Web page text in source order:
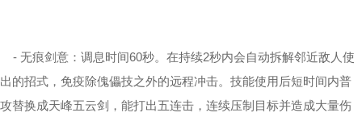
- 无痕剑意：调息时间60秒。在持续2秒内会自动拆解邻近敌人使
出的招式，免疫除傀儡技之外的远程冲击。技能使用后短时间内普
攻替换成天峰五云剑，能打出五连击，连续压制目标并造成大量伤